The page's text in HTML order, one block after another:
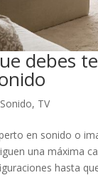
debes
, TV
en sonido o
una máxima
hasta